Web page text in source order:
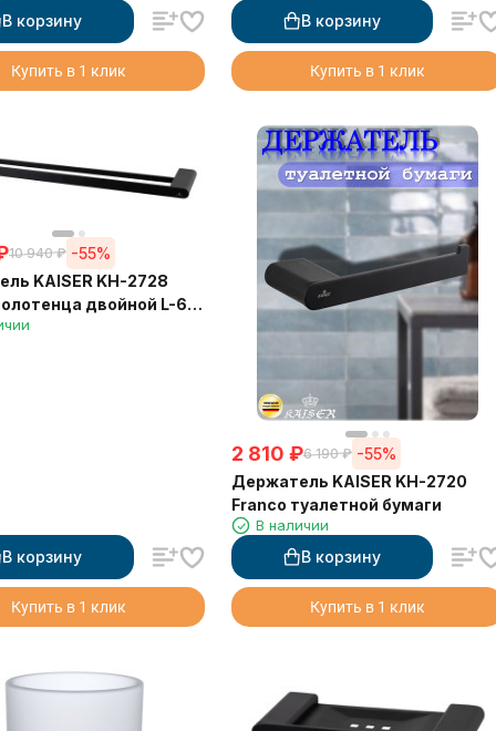
В корзину
Купить в 1 клик
В корзину
Купить в 1 клик
10 940 ₽ -55%
KAISER KH-2728
двойной L-60
В корзину
Купить в 1 клик
2 810 ₽6 190 ₽ -55%
Держатель KAISER KH-2720
Franco туалетной бумаги
В наличии
В корзину
Купить в 1 клик